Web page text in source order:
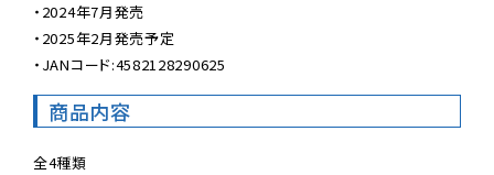
・2024年7月発売
・2025年2月発売予定
・JANコード:4582128290625
商品内容
全4種類